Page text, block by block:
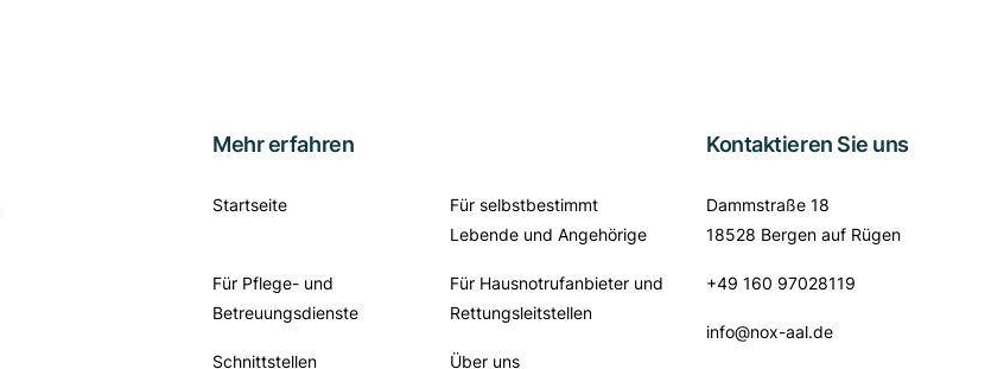
Mehr erfahren
Startseite
Für selbstbestimmt
Lebende und Angehörige
Für Pflege- und
Betreuungsdienste
Für Hausnotrufanbieter und
Rettungsleitstellen
Schnittstellen Über uns
Kontaktieren Sie uns
Dammstraße 18
18528 Bergen auf Rügen
+49 160 97028119
info@nox-aal.de